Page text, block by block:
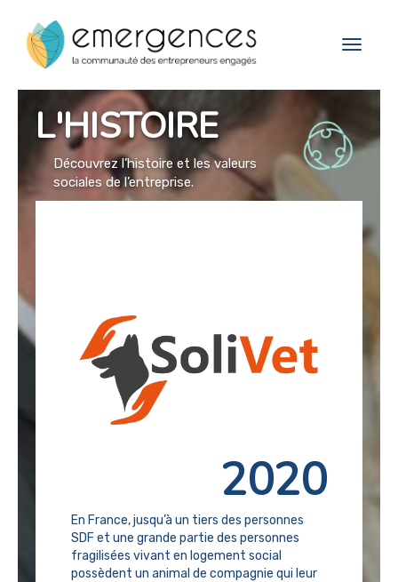
Toggle
2020
En France, jusqu’à un tiers des personnes
SDF et une grande partie des personnes
fragilisées vivant en logement social
possèdent un animal de compagnie qui leur
L'HISTOIRE
Découvrez l’histoire et les valeurs
sociales de l’entreprise.